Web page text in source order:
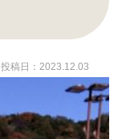
投稿日：2023.12.03